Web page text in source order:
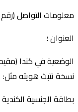
معلومات التواصل (رقم
العنوان ؛
الوضعية في كندا
نسخة تتبث هويته مثل:
بطاقة الجنسية